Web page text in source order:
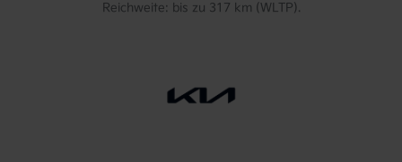
Reichweite: bis zu 317 km (WLTP).